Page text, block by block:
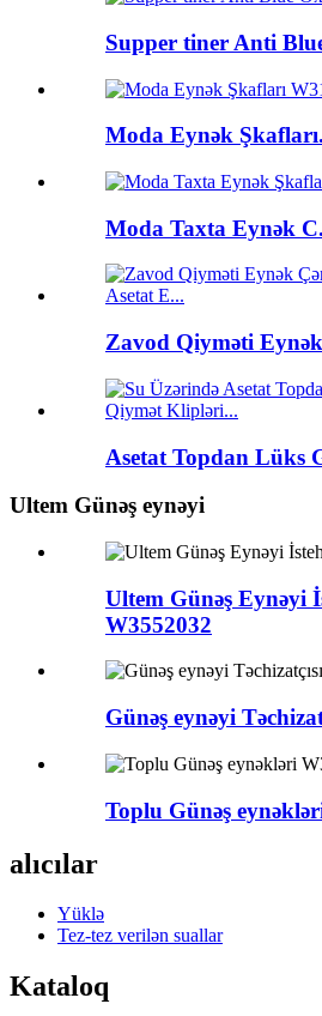
Supper tiner Anti
Moda Eynək
Moda Taxta Eynək
Zavod Qiyməti
Asetat Topdan Lüks
Ultem Günəş eynəyi
Ultem Günəş Eynəyi
W3552032
Günəş eynəyi
Toplu Günəş
alıcılar
Yüklə
Tez-tez verilən suallar
Kataloq